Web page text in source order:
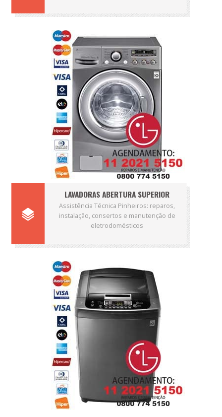
LAVADORAS ABERTURA SUPERIOR
Assistência Técnica Pinheiros: reparos,
instalação, consertos e manutenção de
eletrodomésticos